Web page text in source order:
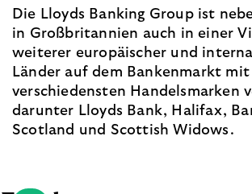
Die Lloyds Banking Group ist
in Großbritannien auch in einer
weiterer europäischer und
Länder auf dem Bankenmarkt mit
verschiedensten Handelsmarken
darunter Lloyds Bank, Halifax,
Scotland und Scottish Widows.